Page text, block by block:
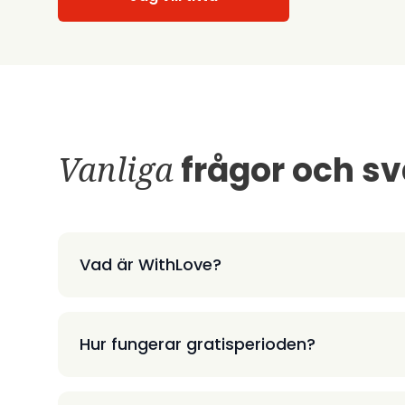
Vanligafrågor och
Vad är WithLove?
Hur fungerar gratisperioden?